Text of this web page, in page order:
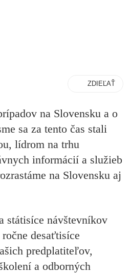
ZDIEĽAŤ
na Slovensku a o
sa za tento čas stali
lídrom na trhu
informácií a služieb
na Slovensku aj
státisíce návštevníkov
desaťtisíce
predplatiteľov,
a odborných